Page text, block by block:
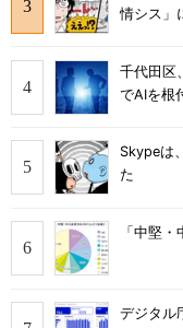
情シス」
千代田区
でAIを根
Skypeは
た
「中堅
デジタル